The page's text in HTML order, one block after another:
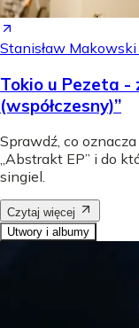
Stanisław Makowski
Tokio u Pezeta -
(współczesny)”
Sprawdź, co
„Abstrakt EP” i do
singiel.
Czytaj więcej
Utwory i albumy